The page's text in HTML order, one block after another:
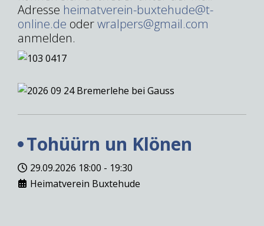
Adresse heimatverein-buxtehude@t-
online.de oderwralpers@gmail.com
anmelden.
Tohüürn un Klönen
29.09.2026 18:00 - 19:30
Heimatverein Buxtehude